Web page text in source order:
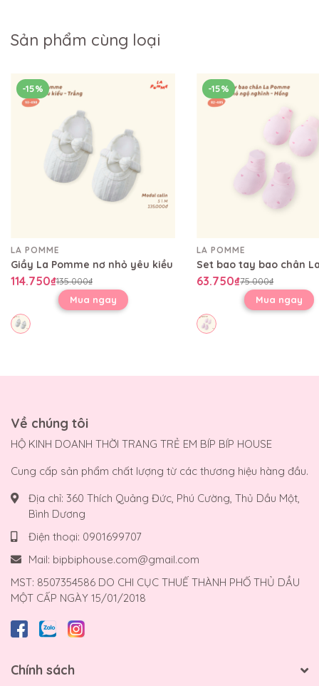
Sản phẩm cùng loại
-15%
LA POMME
Giầy La Pomme nơ nhỏ yêu kiều
114.750₫135.000₫
Mua ngay
-15%
LA POMME
63.750₫75.000₫
Mua ngay
Về chúng tôi
HỘ KINH DOANH THỜI TRANG TRẺ EM BÍP BÍP HOUSE
Cung cấp sản phẩm chất lượng từ các thương hiệu hàng đầu.
Địa chỉ: 360 Thích Quảng Đức, Phú Cường, Thủ Dầu Một,
Bình Dương
Điện thoại: 0901699707
Mail: bipbiphouse.com@gmail.com
MST: 8507354586 DO CHI CỤC THUẾ THÀNH PHỐ THỦ DẦU
MỘT CẤP NGÀY 15/01/2018
Chính sách